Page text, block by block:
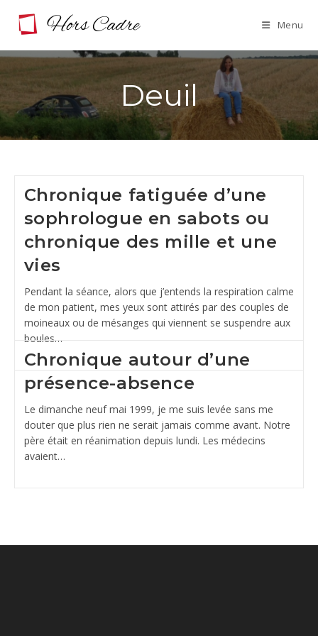
Menu
Deuil
Chronique fatiguée d’une
sophrologue en sabots ou
chronique des mille et une
vies
Pendant la séance, alors que j’entends la respiration calme
de mon patient, mes yeux sont attirés par des couples de
moineaux ou de mésanges qui viennent se suspendre aux
boules…
Chronique autour d’une
présence-absence
Le dimanche neuf mai 1999, je me suis levée sans me
douter que plus rien ne serait jamais comme avant. Notre
père était en réanimation depuis lundi. Les médecins
avaient…